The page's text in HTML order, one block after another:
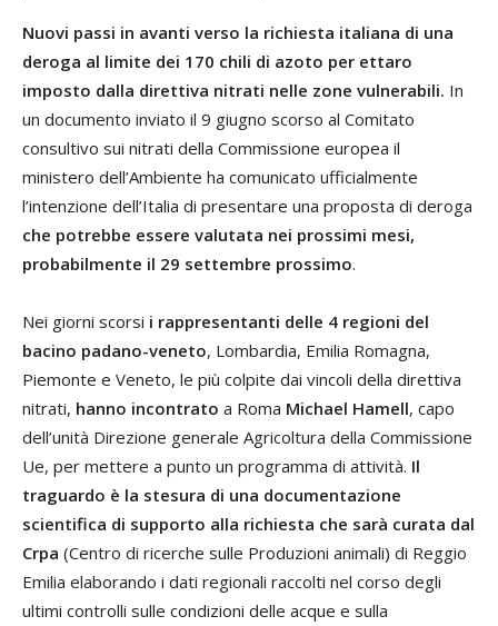
Nuovi passi in avanti verso la richiesta italiana di una
deroga al limite dei 170 chili di azoto per ettaro
imposto dalla direttiva nitrati nelle zone vulnerabili. In
un documento inviato il 9 giugno scorso al Comitato
consultivo sui nitrati della Commissione europea il
ministero dell’Ambiente ha comunicato ufficialmente
l’intenzione dell’Italia di presentare una proposta di deroga
che potrebbe essere valutata nei prossimi mesi,
probabilmente il 29 settembre prossimo.
Nei giorni scorsi i rappresentanti delle 4 regioni del
bacino padano-veneto, Lombardia, Emilia Romagna,
Piemonte e Veneto, le più colpite dai vincoli della direttiva
nitrati, hanno incontrato a Roma Michael Hamell, capo
dell’unità Direzione generale Agricoltura della Commissione
Ue, per mettere a punto un programma di attività. Il
traguardo è la stesura di una documentazione
scientifica di supporto alla richiesta che sarà curata dal
Crpa (Centro di ricerche sulle Produzioni animali) di Reggio
Emilia elaborando i dati regionali raccolti nel corso degli
ultimi controlli sulle condizioni delle acque e sulla